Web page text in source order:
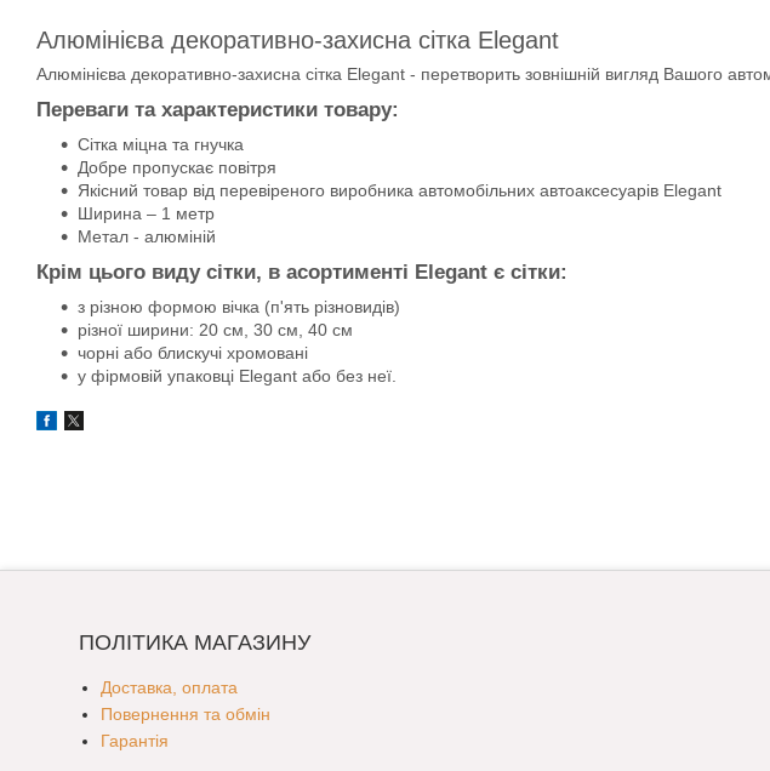
Алюмінієва декоративно-захисна сітка Elegant
Алюмінієва декоративно-захисна сітка Elegant - перетворить зовнішній вигляд Вашого
Переваги та характеристики товару:
Сітка міцна та гнучка
Добре пропускає повітря
Якісний товар від перевіреного виробника автомобільних автоаксесуарів Elegant
Ширина – 1 метр
Метал - алюміній
Крім цього виду сітки, в асортименті Elegant є сітки:
з різною формою вічка (п'ять різновидів)
різної ширини: 20 см, 30 см, 40 см
чорні або блискучі хромовані
у фірмовій упаковці Elegant або без неї.
ПОЛІТИКА МАГАЗИНУ
Доставка, оплата
Повернення та обмін
Гарантія